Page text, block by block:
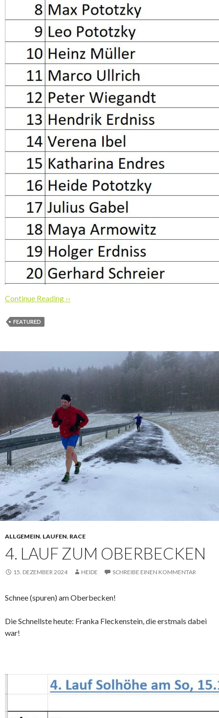
Continue Reading ››
FEATURED
ALLGEMEIN, LAUFEN, RACE
4. LAUF ZUM OBERBECKEN
15. DEZEMBER 2024 HEIDE SCHREIBE EINEN KOMMENTAR
Schnee (spuren) am Oberbecken!
Die Schnellste heute: Franka Fleckenstein, die erstmals dabei
war!